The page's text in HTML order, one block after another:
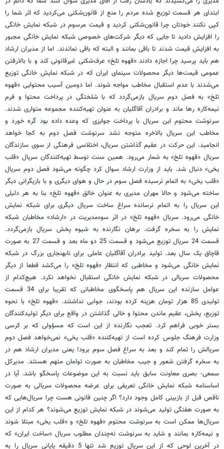
ابتدای هر قسمت توزیع شده مردم را منع از قانون‌شکنی می‌کردید که اثر شما را
کپی نکنند خودتان چرا قانون‌شکنی کردید و قیمت مرسوم در شبکه نمایش خانگی
را افزایش دادید تا جایی که دیگر شرکت‌های خصوصی شبکه نمایش خانگی مجبور
به افزایش قیمت شدند تا باقی بمانند و البته که باقی نماندند. اما از مدیران ارشاد
هم باید پرسید چرا اجازه دادند «قهوه تلخ» عرف‌شکنی غیرقانونی کند و با بالارفتن
عمومی قیمت‌ها دیگر محصولات سینمای ایران که در شبکه نمایش خانگی توزیع
می‌شدند با عدم استقبال مخاطب مواجه شوند. اما دومین آسیب محتوایی «قهوه
تلخ» به فصل دوم سریال بازمی‌گردد که با شلختگی در پرداخت محتوا و فرم
نیمه‌کاره رها ماند و برادران آقاگلیان به عنوان تهیه‌کننده مجموعه متواری شدند.
سرنوشت محتوم این سریال با پرداخت جوایزی که وعده داده بود گره خورد و
مخاطب این سریال بالاخره متوجه نشد سرنوشت فصل دوم به کجا خواهد
انجامید. این حرکت در عقیم گذاشتن سریال، اختلاسی فرهنگی از سوی سازندگان
سریال «قهوه تلخ» به شمار می‌رود. همین سنت توسط تهیه‌کنندگان سریال «قلب
یخی» دنبال شد. باید از وزارت ارشاد سوال کرد چگونه می‌شود فصل دوم سریال
«قلب یخی» به اتمام نرسیده فصل سوم در حال و هوای دیگری و با بازیگرانی دیگر
ساخته می‌شود و حالا مهران مدیری به عنوان خالق «قهوه تلخ» بنا به هر دلیلی
این سریال را به اتمام نرسانده سراغ ساخت سریال دیگری برای شبکه نمایش
خانگی می‌رود. سریال «قهوه تلخ» در اثر سوءمدیریت در «ارشاد» مخاطبان شبکه
نمایش را به سخره گرفت. برهان نگارنده به شیوه پخش سریال بازمی‌گردد.
قسمت 24 سریال توزیع می‌شود و قسمت 25 دو‌ ماه بعد و قسمت 27 به صورت
قاچاق یک سال بعد. تولید برادران آقاگلیان عاملی برای نابهنجاری بزرگ در شبکه
نمایش خانگی می‌شود و مخاطبی که انتظار «قهوه تلخ» را می‌کشد قطعا از دیگر
محصولات سریالی در شبکه نمایش خانگی استقبال نخواهد نکرد. هیچ‌کدام از
عوامل سازنده این سریال هم پاسخگوی مخاطبانی که تقریبا برای 34 قسمت
تولیدی 85 هزار تومان هزینه کرده بودند، جوابی نداشتند. «قهوه تلخ» با نحوه
توزیع، پخش، عقیم ماندن محتوا و خالی گذاشتن در واقع برای دیگر تولید‌کنندگان
بستر خوبی فراهم کرد. تعجب نگارنده از این است که مسؤولی که بر کرسی
وزارت فرهنگ جلوس کرده است از تهیه‌کننده «قلب یخی» نمی‌خواهد فصل دوم
سریالش را تمام کند و بعد به سراغ فصل سوم برود! یعنی مدیران ارشاد هم در
به سخره گرفتن شعور و جیب مخاطبان به صورت توامان متهم هستند. مدیرکل
سمعی- بصری معاونت سابق باید نسبت به این موضوعات پاسخگو باشد. آیا در
اساسنامه شبکه نمایش خانگی تعریفی برای عرضه محصولات سریالی به صورت
ناقص قبل از بازبینی کامل وجود دارد؟ اگر چنین قانونی هست چرا سریال‌هایی که
به صورت هفتگی تولید می‌شوند در شبکه نمایش توزیع می‌شوند؟ هر کدام از این
سریال‌ها ممکن است به سرنوشت محتوم «قهوه تلخ» و «قلب یخی» مبتلا شوند
و نیمه‌کاره بمانند و شاید به سرنوشت نه‌چندان مطلوب سریال «ساخت ایران» که
در آخرین لوحی که از این سریال توزیع شد تنها 5 دقیقه پایانی سریال را به